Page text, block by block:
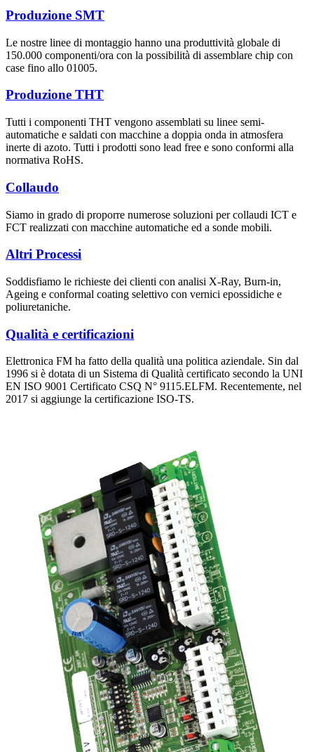
Produzione SMT
Le nostre linee di montaggio hanno una produttività globale di
150.000 componenti/ora con la possibilità di assemblare chip con
case fino allo 01005.
Produzione THT
Tutti i componenti THT vengono assemblati su linee semi-
automatiche e saldati con macchine a doppia onda in atmosfera
inerte di azoto. Tutti i prodotti sono lead free e sono conformi alla
normativa RoHS.
Collaudo
Siamo in grado di proporre numerose soluzioni per collaudi ICT e
FCT realizzati con macchine automatiche ed a sonde mobili.
Altri Processi
Soddisfiamo le richieste dei clienti con analisi X-Ray, Burn-in,
Ageing e conformal coating selettivo con vernici epossidiche e
poliuretaniche.
Qualità e certificazioni
Elettronica FM ha fatto della qualità una politica aziendale. Sin dal
1996 si è dotata di un Sistema di Qualità certificato secondo la UNI
EN ISO 9001 Certificato CSQ N° 9115.ELFM. Recentemente, nel
2017 si aggiunge la certificazione ISO-TS.